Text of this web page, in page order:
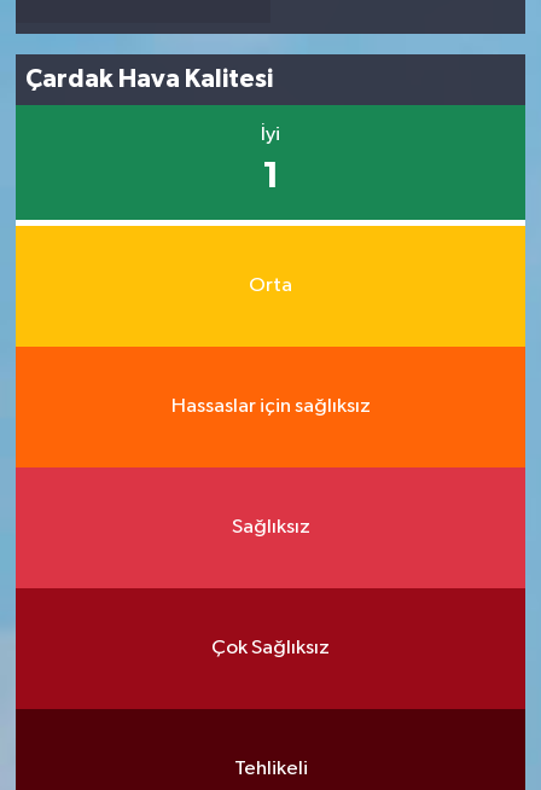
Çardak Hava Kalitesi
İyi
1
Orta
Hassaslar için sağlıksız
Sağlıksız
Çok Sağlıksız
Tehlikeli